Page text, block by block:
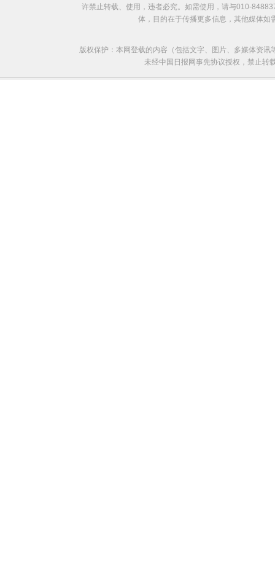
许禁止转载、使用，违者必究。如需使用，请与010-
体，目的在于传播更多信息，其他媒体
版权保护：本网登载的内容（包括文字、图片、多媒体资
未经中国日报网事先协议授权，禁止转